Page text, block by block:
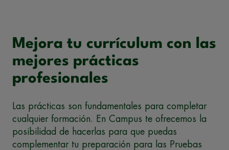
Mejora tu currículum con las
mejores prácticas
profesionales
Las prácticas son fundamentales para completar
cualquier formación. En Campus te ofrecemos la
posibilidad de hacerlas para que puedas
complementar tu preparación para las Pruebas